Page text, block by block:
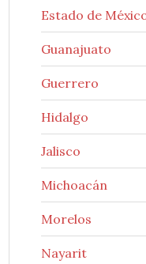
Estado de
Guanajuato
Guerrero
Hidalgo
Jalisco
Michoacán
Morelos
Nayarit